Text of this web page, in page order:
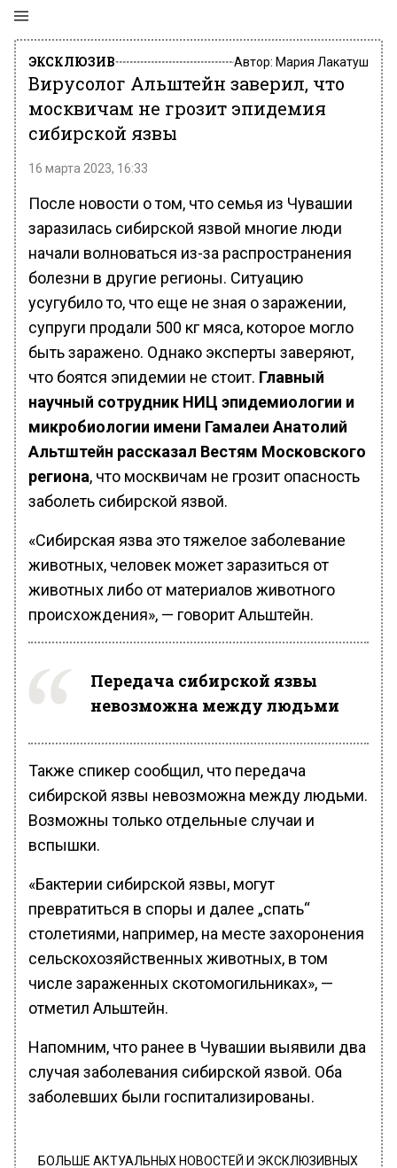
ЭКСКЛЮЗИВ Автор: Мария Лакатуш
Вирусолог Альштейн заверил, что
москвичам не грозит эпидемия
сибирской язвы
16 марта 2023, 16:33
После новости о том, что семья из Чувашии
заразилась сибирской язвой многие люди
начали волноваться из-за распространения
болезни в другие регионы. Ситуацию
усугубило то, что еще не зная о заражении,
супруги продали 500 кг мяса, которое могло
быть заражено. Однако эксперты заверяют,
что боятся эпидемии не стоит. Главный
научный сотрудник НИЦ эпидемиологии и
микробиологии имени Гамалеи Анатолий
Альтштейн рассказал Вестям Московского
региона, что москвичам не грозит опасность
заболеть сибирской язвой.
«Сибирская язва это тяжелое заболевание
животных, человек может заразиться от
животных либо от материалов животного
происхождения», — говорит Альштейн.
Передача сибирской язвы
невозможна между людьми
Также спикер сообщил, что передача
сибирской язвы невозможна между людьми.
Возможны только отдельные случаи и
вспышки.
«Бактерии сибирской язвы, могут
превратиться в споры и далее „спать“
столетиями, например, на месте захоронения
сельскохозяйственных животных, в том
числе зараженных скотомогильниках», —
отметил Альштейн.
Напомним, что ранее в Чувашии выявили два
случая заболевания сибирской язвой. Оба
заболевших были госпитализированы.
БОЛЬШЕ АКТУАЛЬНЫХ НОВОСТЕЙ И ЭКСКЛЮЗИВНЫХ